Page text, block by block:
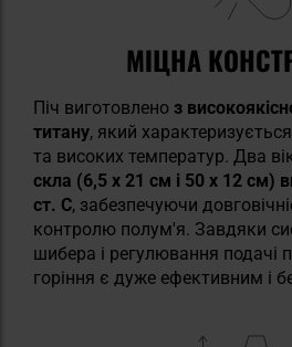
МІЦНА
Піч виготовлено з
титану, який
та високих температур. Два
скла (6,5 x 21 см і 50 x 12 см)
ст. C, забезпечуючи
контролю полум'я. Завдяки
шибера і регулювання подачі
горіння є дуже ефективним і